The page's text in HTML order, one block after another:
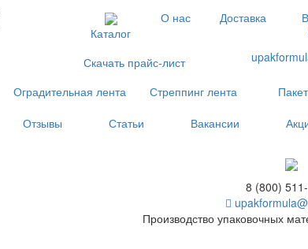
Каталог
О нас Доставка
Скачать прайс-лист
Оградительная лента Стреппинг лента
Отзывы Статьи Вакансии
8 (800)
Производство упаковочных